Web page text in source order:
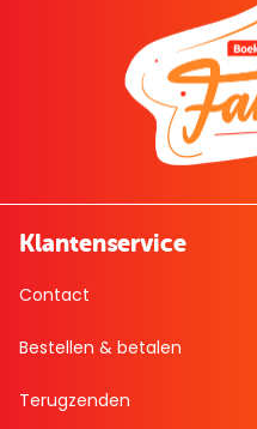
Klantenservice
Contact
Bestellen & betalen
Terugzenden